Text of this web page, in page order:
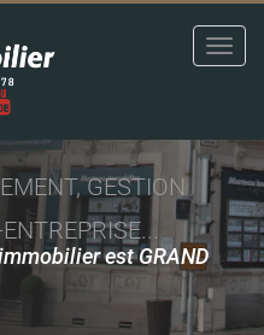
GESTION
est GRAND